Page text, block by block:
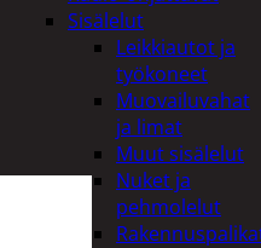
Sisälelut
Leikkiautot ja
työkoneet
Muovailuvahat
ja limat
Muut sisälelut
Nuket ja
pehmolelut